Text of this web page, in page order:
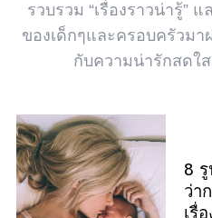
รวบรวม “เรื่องราวน่ารู้”
ของเด็กๆและครอบครัวม
กับความน่ารักสดใ
8
ว่า